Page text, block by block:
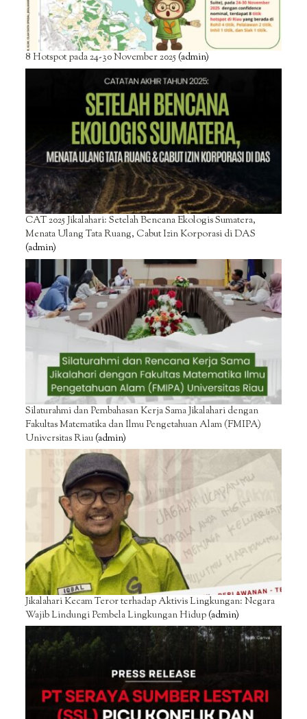
8 Hotspot pada 24-30 November 2025(admin)
CAT 2025 Jikalahari: Setelah Bencana Ekologis Sumatera,
Menata Ulang Tata Ruang, Cabut Izin Korporasi di DAS
(admin)
Silaturahmi dan Pembahasan Kerja Sama Jikalahari dengan
Fakultas Matematika dan Ilmu Pengetahuan Alam (FMIPA)
Universitas Riau(admin)
Jikalahari Kecam Teror terhadap Aktivis Lingkungan: Negara
Wajib Lindungi Pembela Lingkungan Hidup(admin)